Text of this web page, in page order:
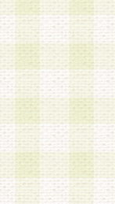
a.既に登
録する場
b.本サー
業に従事
場合
c.その他
2.当社は
した 場合
による承